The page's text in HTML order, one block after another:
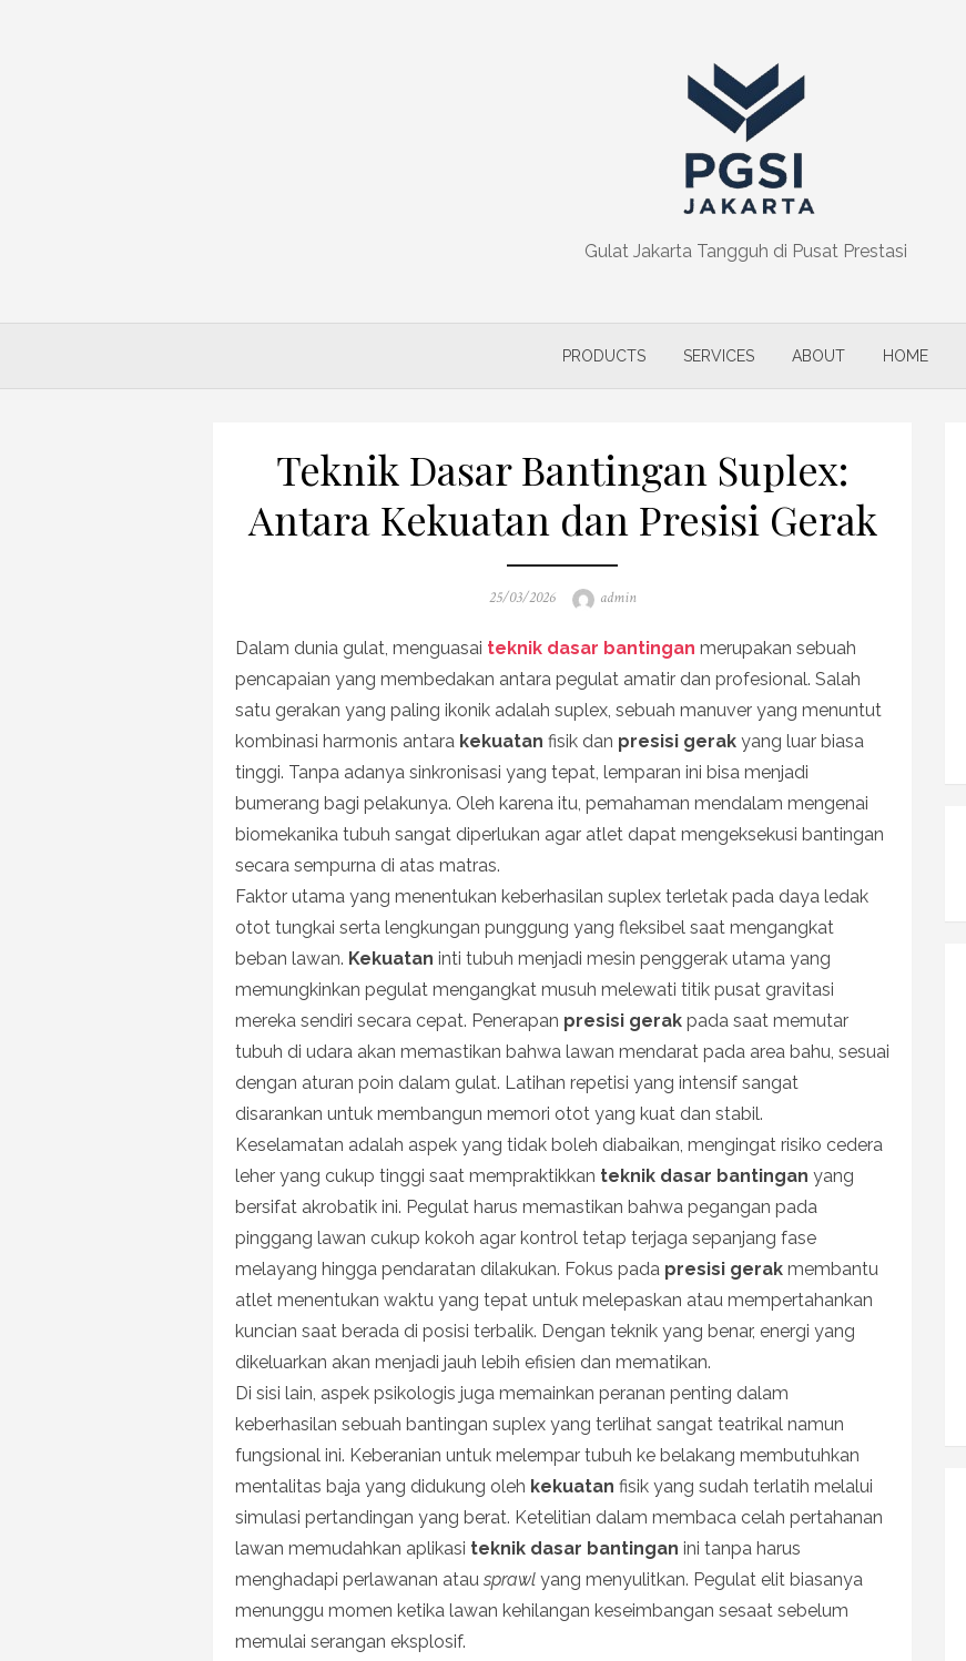
Gulat Jakarta Tangguh di Pusat Prestasi
PRODUCTS SERVICES ABOUT HOME
Teknik Dasar Bantingan Suplex:
Antara Kekuatan dan Presisi Gerak
Posted
25/03/2026 Author
admin
Dalam dunia gulat, menguasai teknik dasar bantingan merupakan sebuah
pencapaian yang membedakan antara pegulat amatir dan profesional. Salah
satu gerakan yang paling ikonik adalah suplex, sebuah manuver yang menuntut
kombinasi harmonis antara kekuatan fisik dan presisi gerak yang luar biasa
tinggi. Tanpa adanya sinkronisasi yang tepat, lemparan ini bisa menjadi
bumerang bagi pelakunya. Oleh karena itu, pemahaman mendalam mengenai
biomekanika tubuh sangat diperlukan agar atlet dapat mengeksekusi bantingan
secara sempurna di atas matras.
Faktor utama yang menentukan keberhasilan suplex terletak pada daya ledak
otot tungkai serta lengkungan punggung yang fleksibel saat mengangkat
beban lawan. Kekuatan inti tubuh menjadi mesin penggerak utama yang
memungkinkan pegulat mengangkat musuh melewati titik pusat gravitasi
mereka sendiri secara cepat. Penerapan presisi gerak pada saat memutar
tubuh di udara akan memastikan bahwa lawan mendarat pada area bahu, sesuai
dengan aturan poin dalam gulat. Latihan repetisi yang intensif sangat
disarankan untuk membangun memori otot yang kuat dan stabil.
Keselamatan adalah aspek yang tidak boleh diabaikan, mengingat risiko cedera
leher yang cukup tinggi saat mempraktikkan teknik dasar bantingan yang
bersifat akrobatik ini. Pegulat harus memastikan bahwa pegangan pada
pinggang lawan cukup kokoh agar kontrol tetap terjaga sepanjang fase
melayang hingga pendaratan dilakukan. Fokus pada presisi gerak membantu
atlet menentukan waktu yang tepat untuk melepaskan atau mempertahankan
kuncian saat berada di posisi terbalik. Dengan teknik yang benar, energi yang
dikeluarkan akan menjadi jauh lebih efisien dan mematikan.
Di sisi lain, aspek psikologis juga memainkan peranan penting dalam
keberhasilan sebuah bantingan suplex yang terlihat sangat teatrikal namun
fungsional ini. Keberanian untuk melempar tubuh ke belakang membutuhkan
mentalitas baja yang didukung oleh kekuatan fisik yang sudah terlatih melalui
simulasi pertandingan yang berat. Ketelitian dalam membaca celah pertahanan
lawan memudahkan aplikasi teknik dasar bantingan ini tanpa harus
menghadapi perlawanan atau sprawl yang menyulitkan. Pegulat elit biasanya
menunggu momen ketika lawan kehilangan keseimbangan sesaat sebelum
memulai serangan eksplosif.